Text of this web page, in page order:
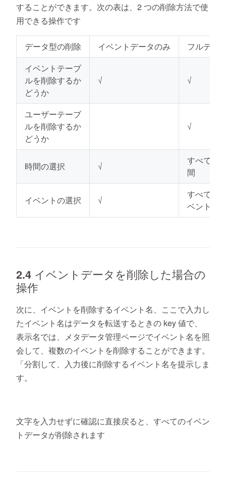
することができます。次の表は、2 つの削除方法で使
用できる操作です
データ型の削除 イベントデータのみ
フルデー
イベントテーブ
ルを削除するか
どうか
√ √
ユーザーテーブ
ルを削除するか
どうか
√
時間の選択 √
すべての
間
イベントの選択 √
すべての
ベント
2.4 イベントデータを削除した場合の
操作
次に、イベントを削除するイベント名、ここで入力し
たイベント名はデータを転送するときの key 値で、
表示名では、メタデータ管理ページでイベント名を照
会して、複数のイベントを削除することができます。
「分割して、入力後に削除するイベント名を提示しま
す。
文字を入力せずに確認に直接戻ると、すべてのイベン
トデータが削除されます